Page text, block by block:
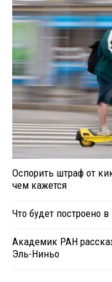
Оспорить штраф от
чем кажется
Что будет построено
Академик РАН
Эль-Ниньо